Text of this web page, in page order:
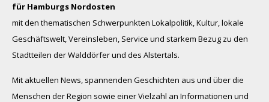
für Hamburgs Nordosten
mit den thematischen Schwerpunkten Lokalpolitik, Kultur, lokale
Geschäftswelt, Vereinsleben, Service und starkem Bezug zu den
Stadtteilen der Walddörfer und des Alstertals.
Mit aktuellen News, spannenden Geschichten aus und über die
Menschen der Region sowie einer Vielzahl an Informationen und